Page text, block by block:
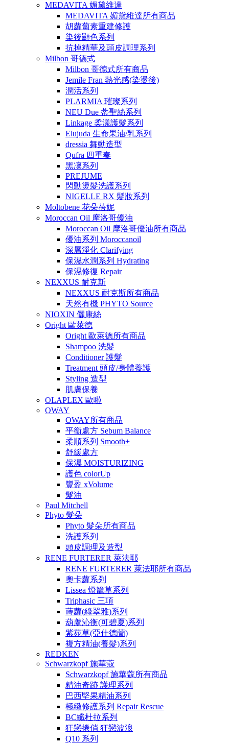
MEDAVITA 媚黛維達
MEDAVITA 媚黛維達所有商品
胡蘿蔔素重建修護
染後顯色系列
抗掉精華及頭皮調理系列
Milbon 哥德式
Milbon 哥德式所有商品
Jemile Fran 熱光感(染燙後)
潤活系列
PLARMIA 璀璨系列
NEU Due 蒂聖絲系列
Linkage 柔漾護髮系列
Elujuda 生命果油/乳系列
dressia 舞動造型
Qufra 四重奏
黑凜系列
PREJUME
閃動燙髮洗護系列
NIGELLE RX 髮妝系列
Moltobene 花朵蓓妮
Moroccan Oil 摩洛哥優油
Moroccan Oil 摩洛哥優油所有商品
優油系列 Moroccanoil
深層淨化 Clarifying
保濕水潤系列 Hydrating
保濕修復 Repair
NEXXUS 耐克斯
NEXXUS 耐克斯所有商品
天然有機 PHYTO Source
NIOXIN 儷康絲
Oright 歐萊德
Oright 歐萊德所有商品
Shampoo 洗髮
Conditioner 護髮
Treatment 頭皮/身體養護
Styling 造型
肌膚保養
OLAPLEX 歐啦
OWAY
OWAY所有商品
平衡處方 Sebum Balance
柔順系列 Smooth+
舒緩處方
保濕 MOISTURIZING
護色 colorUp
豐盈 xVolume
髮油
Paul Mitchell
Phyto 髮朵
Phyto 髮朵所有商品
洗護系列
頭皮調理及造型
RENE FURTERER 萊法耶
RENE FURTERER 萊法耶所有商品
奧卡蘿系列
Lissea 燈籠草系列
Triphasic 三項
蒔蘿(綠翠雅)系列
葫蘆沁衡(可碧夏)系列
紫苑草(亞仕德蘭)
複方精油(養髮)系列
REDKEN
Schwarzkopf 施華蔻
Schwarzkopf 施華蔻所有商品
精油奇跡 護理系列
巴西堅果精油系列
極緻修護系列 Repair Rescue
BC纖杜拉系列
狂戀捲俏 狂戀波浪
Q10 系列